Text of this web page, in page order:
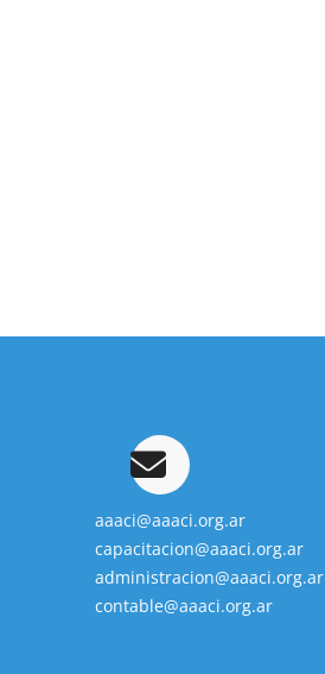
aaaci@aaaci.org.ar
capacitacion@aaaci.org.ar
administracion@aaaci.org.ar
contable@aaaci.org.ar